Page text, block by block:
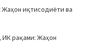
Жаҳон иқтисодиёти ва
ИК рақами: Жаҳон